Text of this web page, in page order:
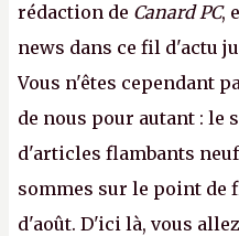
rédaction de Canard PC,
news dans ce fil d'actu
Vous n'êtes cependant
de nous pour autant : le
d'articles flambants
sommes sur le point
d'août. D'ici là, vous